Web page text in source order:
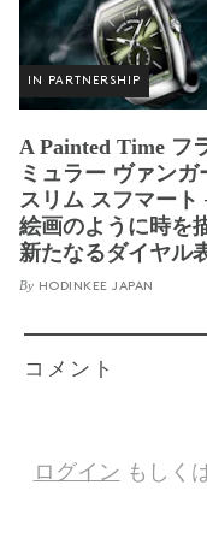
IN PARTNERSHIP
A Painted Time フ
ミュラー ヴァンガ
スリム スフマー
絵画のように時を
新たなるダイヤル
By HODINKEE JAPAN
コメント
ログイン もしく